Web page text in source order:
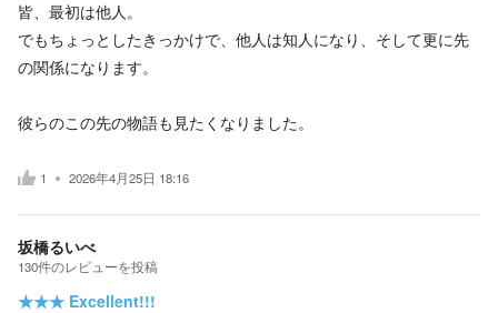
皆、最初は他人。
でもちょっとしたきっかけで、他人は知人になり、そして更に先
の関係になります。
彼らのこの先の物語も見たくなりました。
1 2026年4月25日 18:16
坂橋るいべ
130件のレビューを投稿
★★★ Excellent!!!